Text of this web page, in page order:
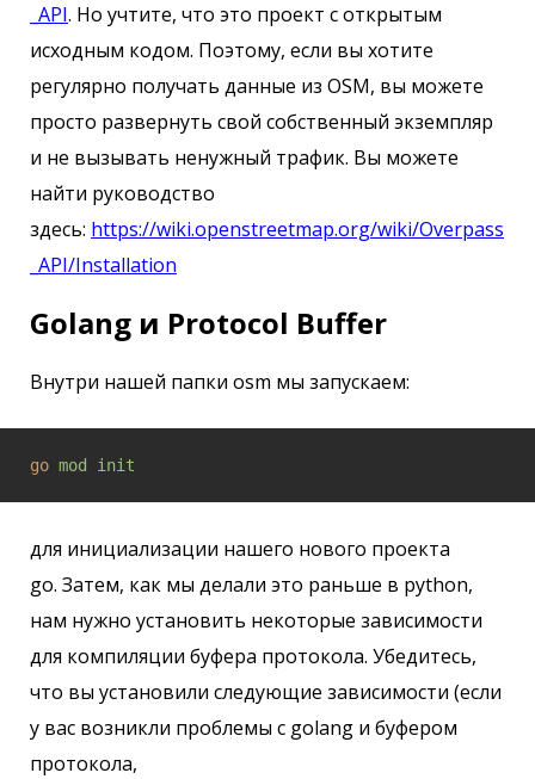
_API. Но учтите, что это проект с открытым
исходным кодом. Поэтому, если вы хотите
регулярно получать данные из OSM, вы можете
просто развернуть свой собственный экземпляр
и не вызывать ненужный трафик. Вы можете
найти руководство
здесь: https://wiki.openstreetmap.org/wiki/Overpass
_API/Installation
Golang и Protocol Buffer
Внутри нашей папки osm мы запускаем:
go mod init
для инициализации нашего нового проекта
go. Затем, как мы делали это раньше в python,
нам нужно установить некоторые зависимости
для компиляции буфера протокола. Убедитесь,
что вы установили следующие зависимости (если
у вас возникли проблемы с golang и буфером
протокола,